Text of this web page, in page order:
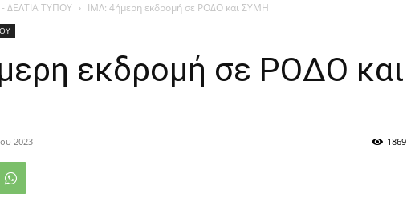
ΔΕΛΤΙΑ ΤΥΠΟΥ ΙΜΛ: 4ήμερη εκδρομή σε ΡΟΔΟ και ΣΥΜΗ
εκδρομή σε ΡΟΔΟ και
2023 1869